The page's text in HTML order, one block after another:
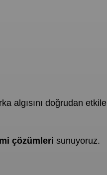
algısını doğrudan
çözümleri sunuyoruz.